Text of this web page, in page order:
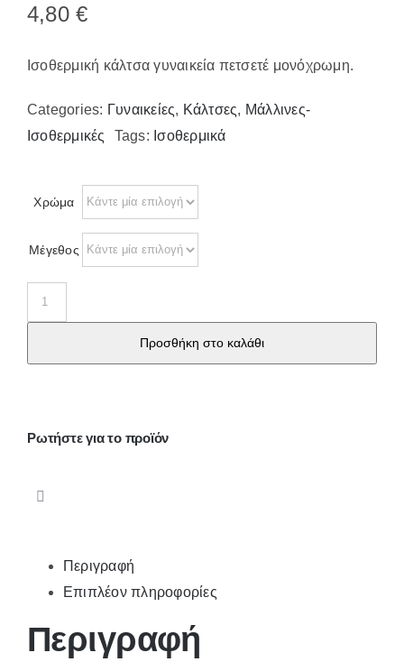
Επικοινωνία
4,80€
Ισοθερμική κάλτσα γυναικεία πετσετέ μονόχρωμη.
Categories: Γυναικείες, Κάλτσες, Μάλλινες-
Ισοθερμικές
Tags: Ισοθερμικά
Χρώμα
Μέγεθος
Ισοθερμική
κάλτσα
Προσθήκη στο καλάθι
Ρωτήστε για το προϊόν
Περιγραφή
Επιπλέον πληροφορίες
Περιγραφή